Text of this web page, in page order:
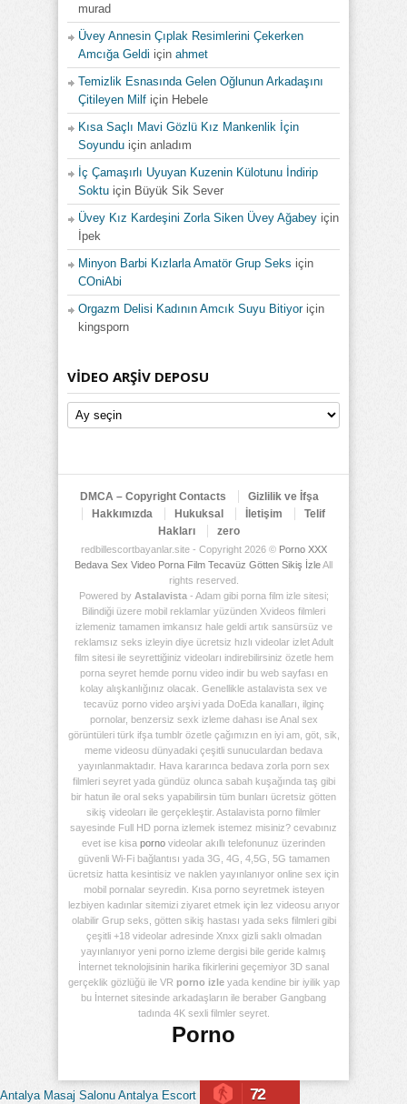
murad
Üvey Annesin Çıplak Resimlerini Çekerken
Amcığa Geldi için ahmet
Temizlik Esnasında Gelen Oğlunun Arkadaşını
Çitileyen Milf için Hebele
Kısa Saçlı Mavi Gözlü Kız Mankenlik İçin
Soyundu için anladım
İç Çamaşırlı Uyuyan Kuzenin Külotunu İndirip
Soktu için Büyük Sik Sever
Üvey Kız Kardeşini Zorla Siken Üvey Ağabey için
İpek
Minyon Barbi Kızlarla Amatör Grup Seks için
COniAbi
Orgazm Delisi Kadının Amcık Suyu Bitiyoriçin
kingsporn
VIDEO ARŞIV DEPOSU
Video
Arşiv
DMCA – Copyright Contacts
Gizlilik ve İfşa
Hakkımızda
Hukuksal İletişim
Telif
Hakları
zero
redbillescortbayanlar.site - Copyright 2026 © Porno XXX
Bedava Sex Video Porna Film Tecavüz Götten Sikiş İzleAll
rights reserved.
Powered by Astalavista- Adam gibi porna film izle sitesi;
Bilindiği üzere mobil reklamlar yüzünden Xvideos filmleri
izlemeniz tamamen imkansız hale geldi artık sansürsüz ve
reklamsız seks izleyin diye ücretsiz hızlı videolar izlet Adult
film sitesi ile seyrettiğiniz videoları indirebilirsiniz özetle hem
porna seyret hemde pornu video indir bu web sayfası en
kolay alışkanlığınız olacak. Genellikle astalavista sex ve
tecavüz porno video arşivi yada DoEda kanalları, ilginç
pornolar, benzersiz sexk izleme dahası ise Anal sex
görüntüleri türk ifşa tumblr özetle çağımızın en iyi am, göt, sik,
meme videosu dünyadaki çeşitli sunuculardan bedava
yayınlanmaktadır. Hava kararınca bedava zorla porn sex
filmleri seyret yada gündüz olunca sabah kuşağında taş gibi
bir hatun ile oral seks yapabilirsin tüm bunları ücretsiz götten
sikiş videoları ile gerçekleştir. Astalavista porno filmler
sayesinde Full HD porna izlemek istemez misiniz? cevabınız
evet ise kisa porno videolar akıllı telefonunuz üzerinden
güvenli Wi-Fi bağlantısı yada 3G, 4G, 4,5G, 5G tamamen
ücretsiz hatta kesintisiz ve naklen yayınlanıyor online sex için
mobil pornalar seyredin. Kısa porno seyretmek isteyen
lezbiyen kadınlar sitemizi ziyaret etmek için lez videosu arıyor
olabilir Grup seks, götten sikiş hastası yada seks filmleri gibi
çeşitli +18 videolar adresinde Xnxx gizli saklı olmadan
yayınlanıyor yeni porno izleme dergisi bile geride kalmış
İnternet teknolojisinin harika fikirlerini geçemiyor 3D sanal
gerçeklik gözlüğü ile VR porno izleyada kendine bir iyilik yap
bu İnternet sitesinde arkadaşların ile beraber Gangbang
tadında 4K sexli filmler seyret.
Porno
Antalya Masaj Salonu Antalya Escort 72